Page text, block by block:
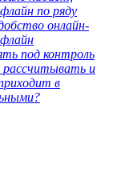
по ряду
онлайн-
под контроль
рассчитывать и
в